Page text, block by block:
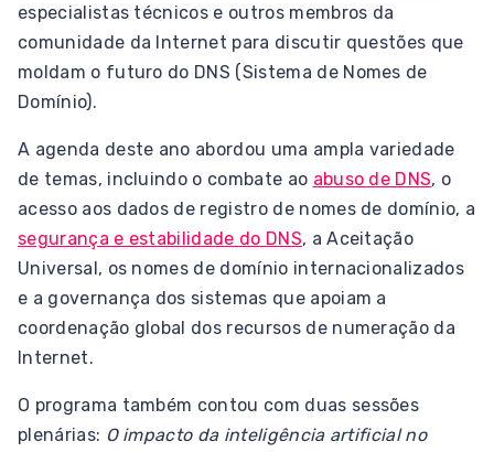
especialistas técnicos e outros membros da
comunidade da Internet para discutir questões que
moldam o futuro do DNS (Sistema de Nomes de
Domínio).
A agenda deste ano abordou uma ampla variedade
de temas, incluindo o combate ao abuso de DNS, o
acesso aos dados de registro de nomes de domínio, a
segurança e estabilidade do DNS, a Aceitação
Universal, os nomes de domínio internacionalizados
e a governança dos sistemas que apoiam a
coordenação global dos recursos de numeração da
Internet.
O programa também contou com duas sessões
plenárias: O impacto da inteligência artificial no